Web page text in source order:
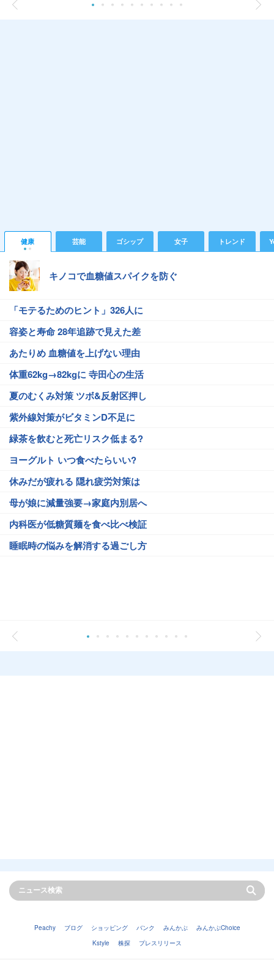
健康 芸能 ゴシップ 女子 トレンド
キノコで血糖値スパイクを防ぐ
「モテるためのヒント」326人に
容姿と寿命 28年追跡で見えた差
あたりめ 血糖値を上げない理由
体重62kg→82kgに 寺田心の生活
夏のむくみ対策 ツボ&反射区押し
紫外線対策がビタミンD不足に
緑茶を飲むと死亡リスク低まる?
ヨーグルト いつ食べたらいい?
休みだが疲れる 隠れ疲労対策は
母が娘に減量強要→家庭内別居へ
内科医が低糖質麺を食べ比べ検証
睡眠時の悩みを解消する過ごし方
Peachy ブログ ショッピング バンク みんかぶ
みんかぶChoice
Kstyle
株探 プレスリリース